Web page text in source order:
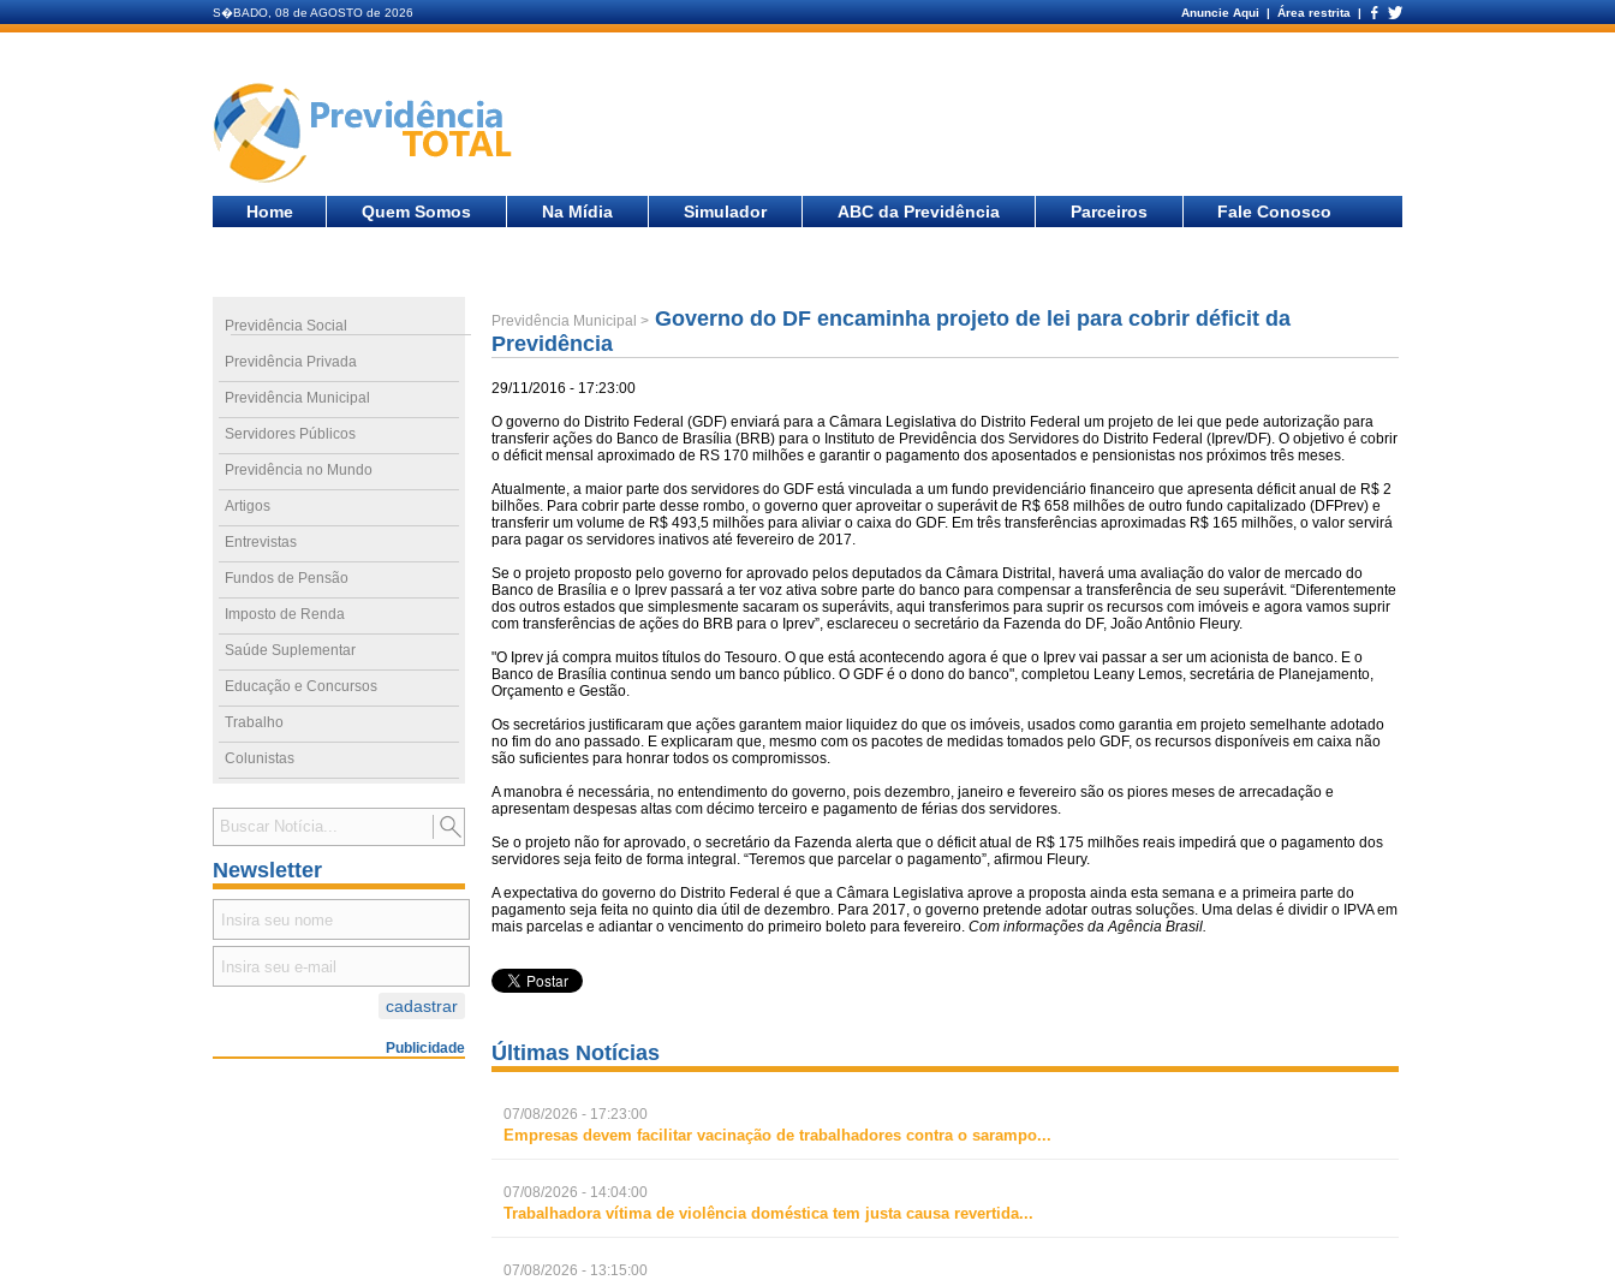
S�BADO, 08 de AGOSTO de 2026 Anuncie Aqui | Área restrita |
Home Quem Somos Na Mídia Simulador ABC da Previdência Parceiros Fale Conosco
Previdência Social
Previdência Privada
Previdência Municipal
Servidores Públicos
Previdência no Mundo
Artigos
Entrevistas
Fundos de Pensão
Imposto de Renda
Saúde Suplementar
Educação e Concursos
Trabalho
Colunistas
Newsletter
Publicidade
Previdência Municipal > Governo do DF encaminha projeto de lei para cobrir déficit da
Previdência
29/11/2016 - 17:23:00
O governo do Distrito Federal (GDF) enviará para a Câmara Legislativa do Distrito Federal um projeto de lei que pede autorização para
transferir ações do Banco de Brasília (BRB) para o Instituto de Previdência dos Servidores do Distrito Federal (Iprev/DF). O objetivo é cobrir
o déficit mensal aproximado de RS 170 milhões e garantir o pagamento dos aposentados e pensionistas nos próximos três meses.
Atualmente, a maior parte dos servidores do GDF está vinculada a um fundo previdenciário financeiro que apresenta déficit anual de R$ 2
bilhões. Para cobrir parte desse rombo, o governo quer aproveitar o superávit de R$ 658 milhões de outro fundo capitalizado (DFPrev) e
transferir um volume de R$ 493,5 milhões para aliviar o caixa do GDF. Em três transferências aproximadas R$ 165 milhões, o valor servirá
para pagar os servidores inativos até fevereiro de 2017.
Se o projeto proposto pelo governo for aprovado pelos deputados da Câmara Distrital, haverá uma avaliação do valor de mercado do
Banco de Brasília e o Iprev passará a ter voz ativa sobre parte do banco para compensar a transferência de seu superávit. “Diferentemente
dos outros estados que simplesmente sacaram os superávits, aqui transferimos para suprir os recursos com imóveis e agora vamos suprir
com transferências de ações do BRB para o Iprev”, esclareceu o secretário da Fazenda do DF, João Antônio Fleury.
"O Iprev já compra muitos títulos do Tesouro. O que está acontecendo agora é que o Iprev vai passar a ser um acionista de banco. E o
Banco de Brasília continua sendo um banco público. O GDF é o dono do banco", completou Leany Lemos, secretária de Planejamento,
Orçamento e Gestão.
Os secretários justificaram que ações garantem maior liquidez do que os imóveis, usados como garantia em projeto semelhante adotado
no fim do ano passado. E explicaram que, mesmo com os pacotes de medidas tomados pelo GDF, os recursos disponíveis em caixa não
são suficientes para honrar todos os compromissos.
A manobra é necessária, no entendimento do governo, pois dezembro, janeiro e fevereiro são os piores meses de arrecadação e
apresentam despesas altas com décimo terceiro e pagamento de férias dos servidores.
Se o projeto não for aprovado, o secretário da Fazenda alerta que o déficit atual de R$ 175 milhões reais impedirá que o pagamento dos
servidores seja feito de forma integral. “Teremos que parcelar o pagamento”, afirmou Fleury.
A expectativa do governo do Distrito Federal é que a Câmara Legislativa aprove a proposta ainda esta semana e a primeira parte do
pagamento seja feita no quinto dia útil de dezembro. Para 2017, o governo pretende adotar outras soluções. Uma delas é dividir o IPVA em
mais parcelas e adiantar o vencimento do primeiro boleto para fevereiro. Com informações da Agência Brasil.
Últimas Notícias
07/08/2026 - 17:23:00
Empresas devem facilitar vacinação de trabalhadores contra o sarampo...
07/08/2026 - 14:04:00
Trabalhadora vítima de violência doméstica tem justa causa revertida...
07/08/2026 - 13:15:00